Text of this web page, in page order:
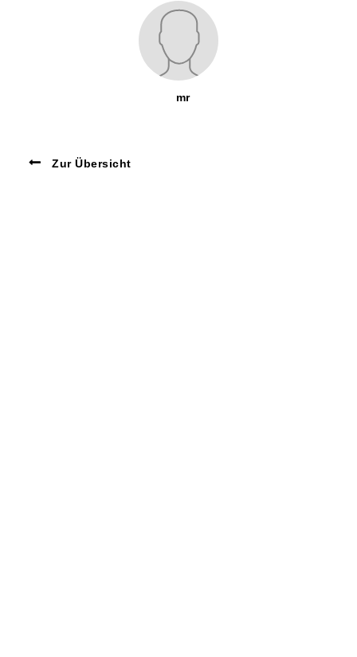
mr
Zur Übersicht